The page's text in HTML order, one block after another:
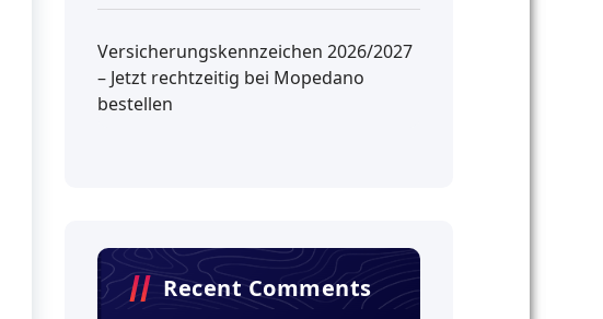
Versicherungskennzeichen 2026/2027
– Jetzt rechtzeitig bei Mopedano
bestellen
Recent Comments